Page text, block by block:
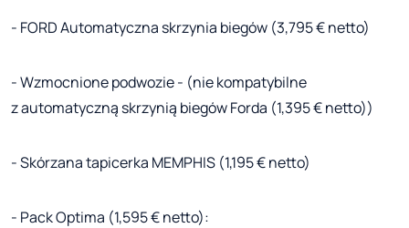
- FORD Automatyczna skrzynia biegów (3,795 € netto)
- Wzmocnione podwozie - (nie kompatybilne
z automatyczną skrzynią biegów Forda (1,395 € netto))
- Skórzana tapicerka MEMPHIS (1,195 € netto)
- Pack Optima (1,595 € netto):